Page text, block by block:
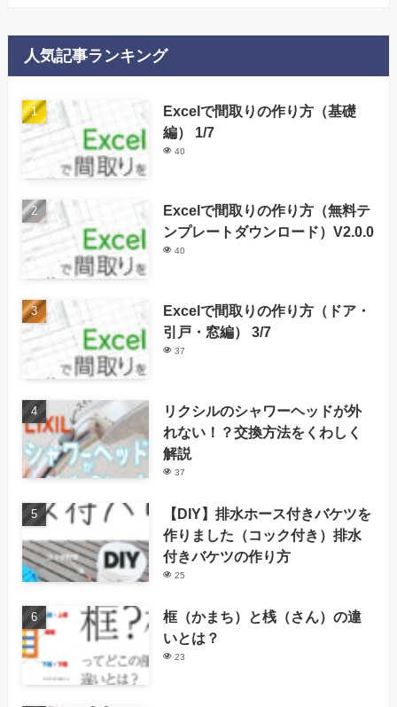
人気記事ランキング
Excelで間取りの作り方（基礎
編） 1/7
40
Excelで間取りの作り方（無料テ
ンプレートダウンロード）V2.0.0
40
Excelで間取りの作り方（ドア・
引戸・窓編） 3/7
37
リクシルのシャワーヘッドが外
れない！？交換方法をくわしく
解説
37
【DIY】排水ホース付きバケツを
作りました（コック付き）排水
付きバケツの作り方
25
框（かまち）と桟（さん）の違
いとは？
23